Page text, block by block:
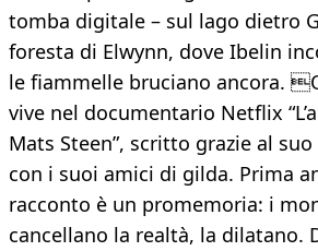
tomba digitale – sul lago dietro
foresta di Elwynn, dove Ibelin
le fiammelle bruciano ancora.
vive nel documentario Netflix
Mats Steen”, scritto grazie al
con i suoi amici di gilda. Prima
racconto è un promemoria: i
cancellano la realtà, la dilatano.